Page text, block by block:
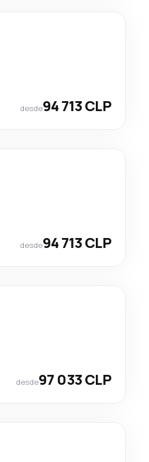
desde94 713 CLP
desde94 713 CLP
desde97 033 CLP